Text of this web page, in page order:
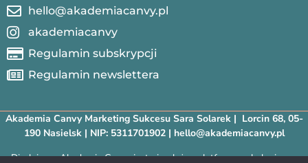
hello@akademiacanvy.pl
akademiacanvy
Regulamin subskrypcji
Regulamin newslettera
Akademia Canvy Marketing Sukcesu Sara Solarek | Lorcin 68, 05-
190 Nasielsk | NIP: 5311701902 | hello@akademiacanvy.pl
Disclaimer: Akademia Canvy jest niezależną platformą szkoleniową.